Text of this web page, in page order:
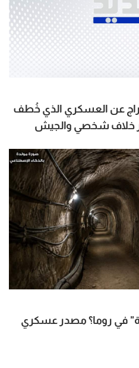
عن العسكري الذي خُطف
خلاف شخصي والجيش
في روما؟ مصدر عسكري